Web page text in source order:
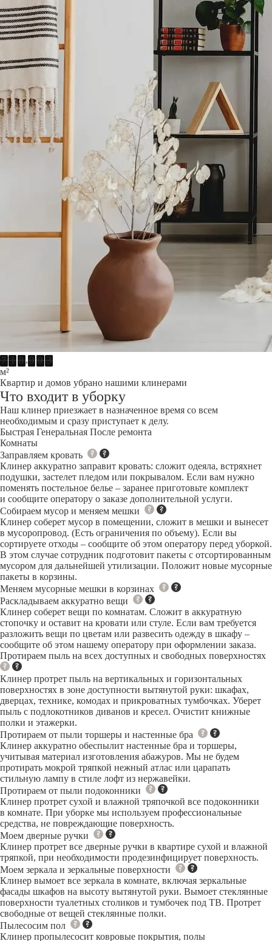
7 1 8,0 0 3
м²
Квартир и домов убрано нашими клинерами
Что входит в уборку
Наш клинер приезжает в назначенное время со всем
необходимым и сразу приступает к делу.
Быстрая Генеральная После ремонта
Комнаты
Заправляем кровать
Клинер аккуратно заправит кровать: сложит одеяла, встряхнет
подушки, застелет пледом или покрывалом. Если вам нужно
поменять постельное белье – заранее приготовьте комплект
и сообщите оператору о заказе дополнительной услуги.
Собираем мусор и меняем мешки
Клинер соберет мусор в помещении, сложит в мешки и вынесет
в мусоропровод. (Есть ограничения по объему). Если вы
сортируете отходы – сообщите об этом оператору перед уборкой.
В этом случае сотрудник подготовит пакеты с отсортированным
мусором для дальнейшей утилизации. Положит новые мусорные
пакеты в корзины.
Меняем мусорные мешки в корзинах
Раскладываем аккуратно вещи
Клинер соберет вещи по комнатам. Сложит в аккуратную
стопочку и оставит на кровати или стуле. Если вам требуется
разложить вещи по цветам или развесить одежду в шкафу –
сообщите об этом нашему оператору при оформлении заказа.
Протираем пыль на всех доступных и свободных поверхностях
Клинер протрет пыль на вертикальных и горизонтальных
поверхностях в зоне доступности вытянутой руки: шкафах,
дверцах, технике, комодах и прикроватных тумбочках. Уберет
пыль с подлокотников диванов и кресел. Очистит книжные
полки и этажерки.
Протираем от пыли торшеры и настенные бра
Клинер аккуратно обеспылит настенные бра и торшеры,
учитывая материал изготовления абажуров. Мы не будем
протирать мокрой тряпкой нежный атлас или царапать
стильную лампу в стиле лофт из нержавейки.
Протираем от пыли подоконники
Клинер протрет сухой и влажной тряпочкой все подоконники
в комнате. При уборке мы используем профессиональные
средства, не повреждающие поверхность.
Моем дверные ручки
Клинер протрет все дверные ручки в квартире сухой и влажной
тряпкой, при необходимости продезинфицирует поверхность.
Моем зеркала и зеркальные поверхности
Клинер вымоет все зеркала в комнате, включая зеркальные
фасады шкафов на высоту вытянутой руки. Вымоет стеклянные
поверхности туалетных столиков и тумбочек под ТВ. Протрет
свободные от вещей стеклянные полки.
Пылесосим пол
Клинер пропылесосит ковровые покрытия, полы